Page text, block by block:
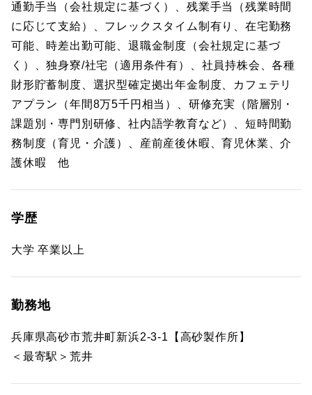
通勤手当（会社規定に基づく）、残業手当（残業時間
に応じて支給）、フレックスタイム制有り、在宅勤務
可能、時差出勤可能、退職金制度（会社規定に基づ
く）、独身寮/社宅（適用条件有）、社員持株会、各種
財形貯蓄制度、選択型確定拠出年金制度、カフェテリ
アプラン（年間8万5千円相当）、研修充実（階層別・
課題別・専門別研修、社内語学教育など）、短時間勤
務制度（育児・介護）、産前産後休暇、育児休業、介
護休暇 他
学歴
大学 卒業以上
勤務地
兵庫県高砂市荒井町新浜2-3-1【高砂製作所】
＜最寄駅＞荒井